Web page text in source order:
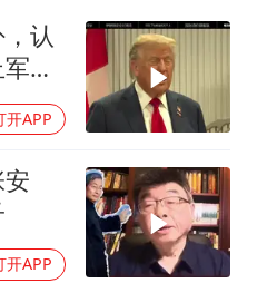
勒泰八月能滑雪”不实
国防部：坚决反制任何闹海挑衅图谋
础开新局
认
事
开APP
开APP